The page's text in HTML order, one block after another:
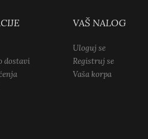
dostavi
VAŠ NALOG
Uloguj se
Registruj se
Vaša korpa